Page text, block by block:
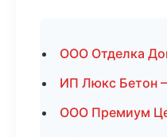
ООО Отделка
ИП Люкс Бетон
ООО Премиум